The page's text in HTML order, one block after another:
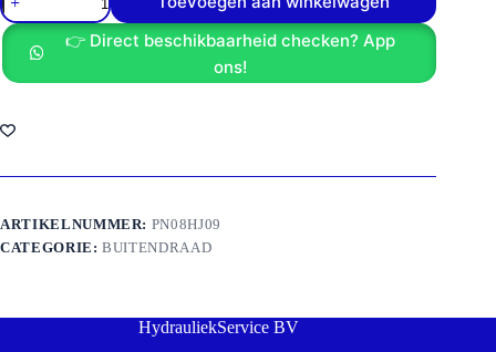
aantal
👉 Direct beschikbaarheid checken? App
ons!
ARTIKELNUMMER: PN08HJ09
CATEGORIE:BUITENDRAAD
HydrauliekService BV